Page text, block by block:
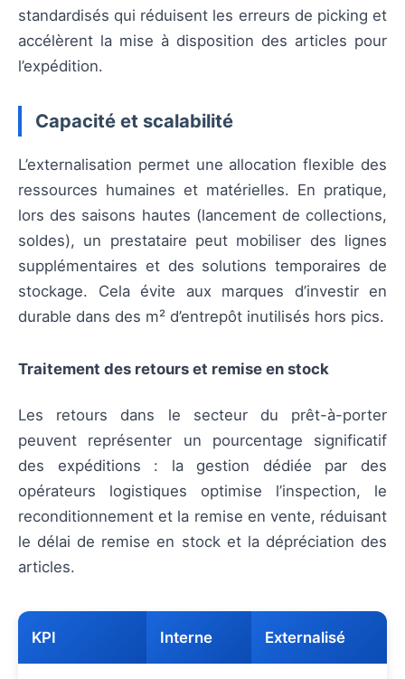
standardisés qui réduisent les erreurs de picking et
accélèrent la mise à disposition des articles pour
l’expédition.
Capacité et scalabilité
L’externalisation permet une allocation flexible des
ressources humaines et matérielles. En pratique,
lors des saisons hautes (lancement de collections,
soldes), un prestataire peut mobiliser des lignes
supplémentaires et des solutions temporaires de
stockage. Cela évite aux marques d’investir en
durable dans des m² d’entrepôt inutilisés hors pics.
Traitement des retours et remise en stock
Les retours dans le secteur du prêt-à-porter
peuvent représenter un pourcentage significatif
des expéditions : la gestion dédiée par des
opérateurs logistiques optimise l’inspection, le
reconditionnement et la remise en vente, réduisant
le délai de remise en stock et la dépréciation des
articles.
KPI Interne Externalisé